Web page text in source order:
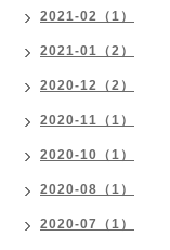
2021-02（1）
2021-01（2）
2020-12（2）
2020-11（1）
2020-10（1）
2020-08（1）
2020-07（1）